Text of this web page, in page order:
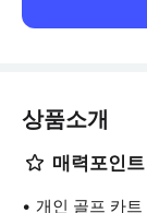
상품소개
매력포인트
개인 골프 카